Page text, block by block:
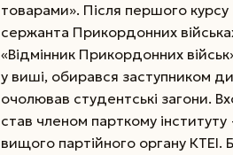
товарами». Після першого
сержанта Прикордонних
«Відмінник Прикордонних
у виші, обирався заступником
очолював студентські загони.
став членом парткому
вищого партійного органу КТЕІ.